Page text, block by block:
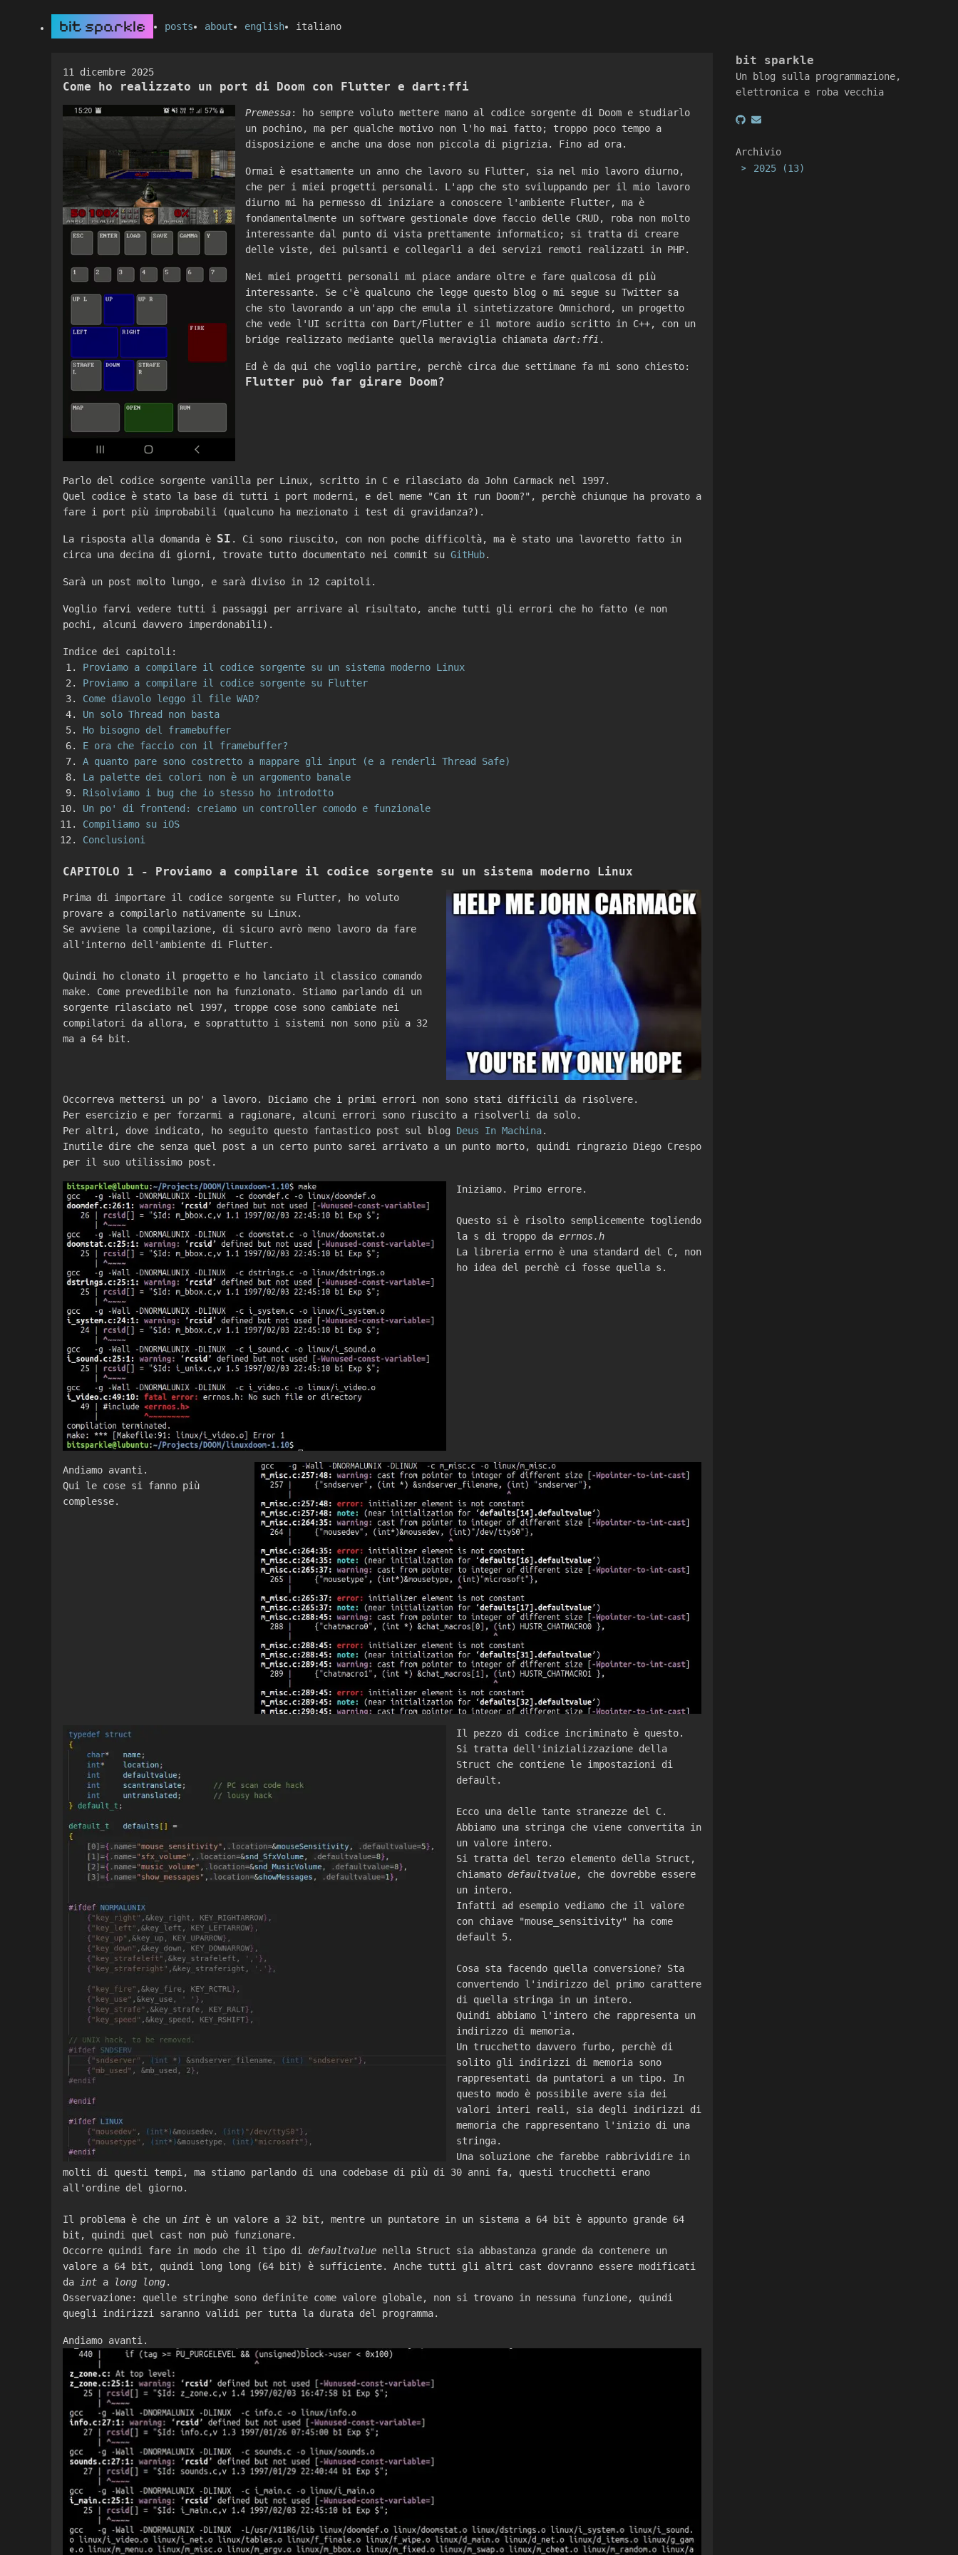
bit sparkle posts about english italiano
11 dicembre 2025
Come ho realizzato un port di Doom con Flutter e dart:ffi
Premessa: ho sempre voluto mettere mano al codice sorgente di Doom e studiarlo
un pochino, ma per qualche motivo non l'ho mai fatto; troppo poco tempo a
disposizione e anche una dose non piccola di pigrizia. Fino ad ora.
Ormai è esattamente un anno che lavoro su Flutter, sia nel mio lavoro diurno,
che per i miei progetti personali. L'app che sto sviluppando per il mio lavoro
diurno mi ha permesso di iniziare a conoscere l'ambiente Flutter, ma è
fondamentalmente un software gestionale dove faccio delle CRUD, roba non molto
interessante dal punto di vista prettamente informatico; si tratta di creare
delle viste, dei pulsanti e collegarli a dei servizi remoti realizzati in PHP.
Nei miei progetti personali mi piace andare oltre e fare qualcosa di più
interessante. Se c'è qualcuno che legge questo blog o mi segue su Twitter sa
che sto lavorando a un'app che emula il sintetizzatore Omnichord, un progetto
che vede l'UI scritta con Dart/Flutter e il motore audio scritto in C++, con un
bridge realizzato mediante quella meraviglia chiamatadart:ffi .
Ed è da qui che voglio partire, perchè circa due settimane fa mi sono chiesto:
Flutter può far girare Doom?
Parlo del codice sorgente vanilla per Linux, scritto in C e rilasciato da John Carmack nel 1997.
Quel codice è stato la base di tutti i port moderni, e del meme "Can it run Doom?", perchè chiunque ha provato a
fare i port più improbabili (qualcuno ha mezionato i test di gravidanza?).
La risposta alla domanda è SI . Ci sono riuscito, con non poche difficoltà, ma è stato una lavoretto fatto in
circa una decina di giorni, trovate tutto documentato nei commit su GitHub.
Sarà un post molto lungo, e sarà diviso in 12 capitoli.
Voglio farvi vedere tutti i passaggi per arrivare al risultato, anche tutti gli errori che ho fatto (e non
pochi, alcuni davvero imperdonabili).
Indice dei capitoli:
Proviamo a compilare il codice sorgente su un sistema moderno Linux
Proviamo a compilare il codice sorgente su Flutter
Come diavolo leggo il file WAD?
Un solo Thread non basta
Ho bisogno del framebuffer
E ora che faccio con il framebuffer?
A quanto pare sono costretto a mappare gli input (e a renderli Thread Safe)
La palette dei colori non è un argomento banale
Risolviamo i bug che io stesso ho introdotto
Un po' di frontend: creiamo un controller comodo e funzionale
Compiliamo su iOS
Conclusioni
CAPITOLO 1 - Proviamo a compilare il codice sorgente su un sistema moderno Linux
Prima di importare il codice sorgente su Flutter, ho voluto
provare a compilarlo nativamente su Linux.
Se avviene la compilazione, di sicuro avrò meno lavoro da fare
all'interno dell'ambiente di Flutter.
Quindi ho clonato il progetto e ho lanciato il classico comando
make. Come prevedibile non ha funzionato. Stiamo parlando di un
sorgente rilasciato nel 1997, troppe cose sono cambiate nei
compilatori da allora, e soprattutto i sistemi non sono più a 32
ma a 64 bit.
Occorreva mettersi un po' a lavoro. Diciamo che i primi errori non sono stati difficili da risolvere.
Per esercizio e per forzarmi a ragionare, alcuni errori sono riuscito a risolverli da solo.
Per altri, dove indicato, ho seguito questo fantastico post sul blog Deus In Machina.
Inutile dire che senza quel post a un certo punto sarei arrivato a un punto morto, quindi ringrazio Diego Crespo
per il suo utilissimo post.
Iniziamo. Primo errore.
Questo si è risolto semplicemente togliendo
la s di troppo da errnos.h
La libreria errno è una standard del C, non
ho idea del perchè ci fosse quella s.
Andiamo avanti.
Qui le cose si fanno più
complesse.
Il pezzo di codice incriminato è questo.
Si tratta dell'inizializzazione della
Struct che contiene le impostazioni di
default.
Ecco una delle tante stranezze del C.
Abbiamo una stringa che viene convertita in
un valore intero.
Si tratta del terzo elemento della Struct,
chiamato defaultvalue, che dovrebbe essere
un intero.
Infatti ad esempio vediamo che il valore
con chiave "mouse_sensitivity" ha come
default 5.
Cosa sta facendo quella conversione? Sta
convertendo l'indirizzo del primo carattere
di quella stringa in un intero.
Quindi abbiamo l'intero che rappresenta un
indirizzo di memoria.
Un trucchetto davvero furbo, perchè di
solito gli indirizzi di memoria sono
rappresentati da puntatori a un tipo. In
questo modo è possibile avere sia dei
valori interi reali, sia degli indirizzi di
memoria che rappresentano l'inizio di una
stringa.
Una soluzione che farebbe rabbrividire in
molti di questi tempi, ma stiamo parlando di una codebase di più di 30 anni fa, questi trucchetti erano
all'ordine del giorno.
Il problema è che un int è un valore a 32 bit, mentre un puntatore in un sistema a 64 bit è appunto grande 64
bit, quindi quel cast non può funzionare.
Occorre quindi fare in modo che il tipo di defaultvalue nella Struct sia abbastanza grande da contenere un
valore a 64 bit, quindi long long (64 bit) è sufficiente. Anche tutti gli altri cast dovranno essere modificati
da
int a long long.
Osservazione: quelle stringhe sono definite come valore globale, non si trovano in nessuna funzione, quindi
quegli indirizzi saranno validi per tutta la durata del programma.
Andiamo avanti.
bit sparkle
Un blog sulla programmazione,
elettronica e roba vecchia
Archivio
> 2025 (13)